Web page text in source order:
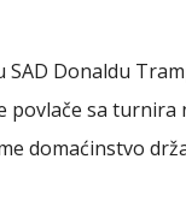
Donaldu
povlače sa
domaćinstvo